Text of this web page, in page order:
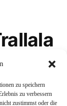
zu speichern
zu verbessern
zustimmst oder die